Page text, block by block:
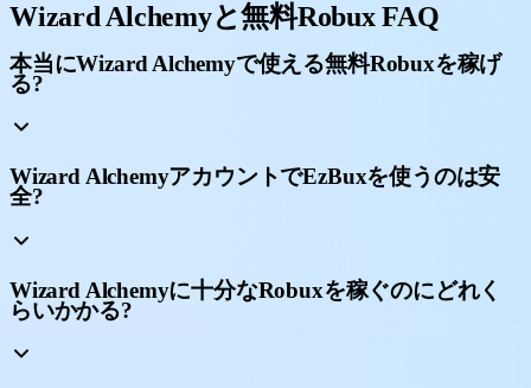
Wizard Alchemyと無料Robux FAQ
本当にWizard Alchemyで使える無料Robuxを稼げ
る?
Wizard AlchemyアカウントでEzBuxを使うのは安
全?
Wizard Alchemyに十分なRobuxを稼ぐのにどれく
らいかかる?